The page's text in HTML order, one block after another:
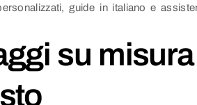
guide in italiano e
su